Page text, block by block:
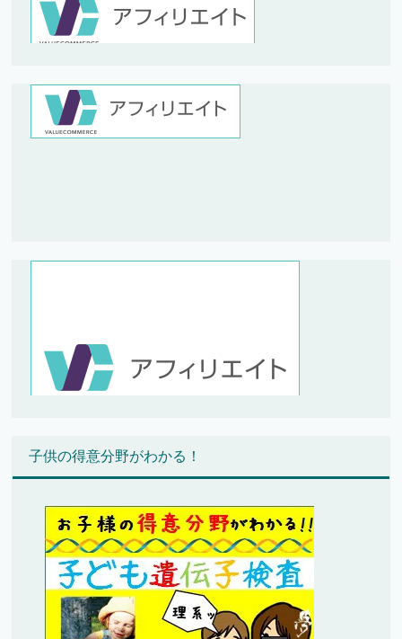
子供の得意分野がわかる！